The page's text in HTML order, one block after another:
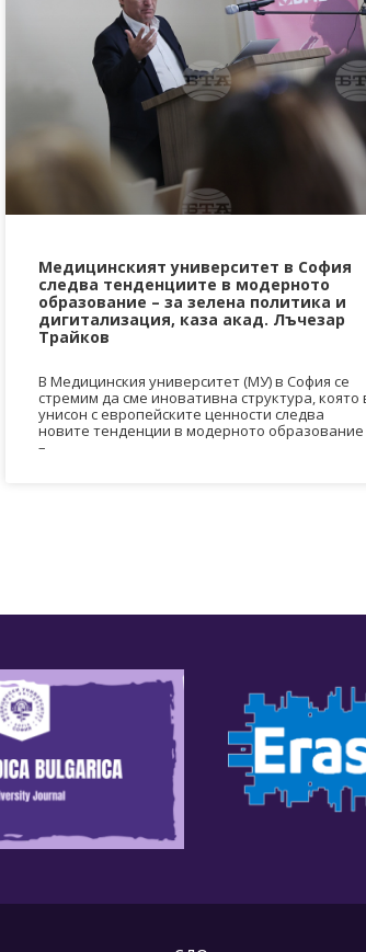
Медицинският университет в София
следва тенденциите в модерното
образование – за зелена политика и
дигитализация, каза акад. Лъчезар
Трайков
В Медицинския университет (МУ) в София се
стремим да сме иновативна структура, която
унисон с европейските ценности следва
новите тенденции в модерното образование
–